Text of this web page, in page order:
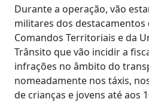
Durante a operação, vão
militares dos
Comandos Territoriais e da
Trânsito que vão incidir a
infrações no âmbito do
nomeadamente nos táxis,
de crianças e jovens até aos